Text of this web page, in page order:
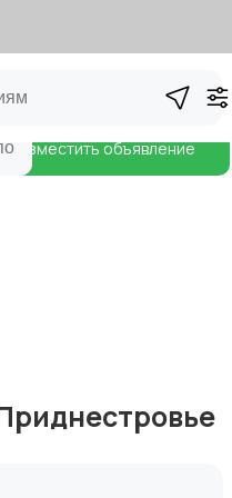
Разместить объявление